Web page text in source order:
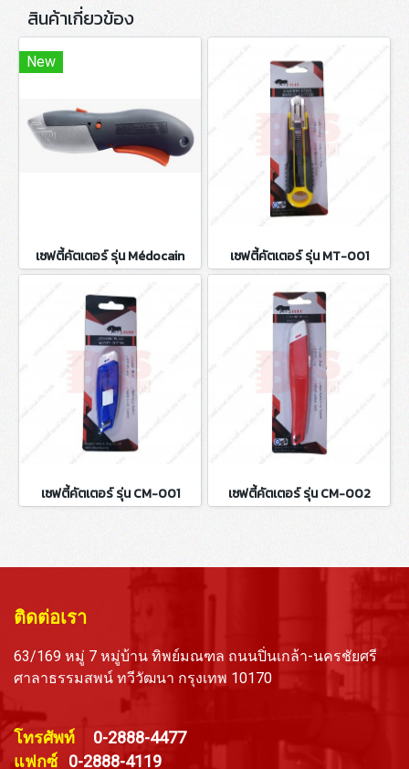
สินค้าเกี่ยวข้อง
New
เซฟตี้คัตเตอร์ รุ่น Médocain เซฟตี้คัตเตอร์ รุ่น MT-001
เซฟตี้คัตเตอร์ รุ่น CM-001 เซฟตี้คัตเตอร์ รุ่น CM-002
ติดต่อเรา
63/169 หมู่ 7 หมู่บ้าน ทิพย์มณฑล ถนนปิ่นเกล้า-นครชัยศรี
ศาลาธรรมสพน์ ทวีวัฒนา กรุงเทพ 10170
โทรศัพท์ 0-2888-4477
แฟกซ์ 0-2888-4119